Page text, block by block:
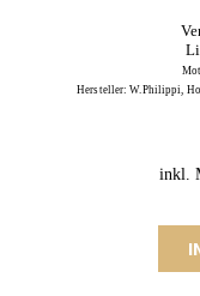
Hersteller: W.Philippi,
inkl.